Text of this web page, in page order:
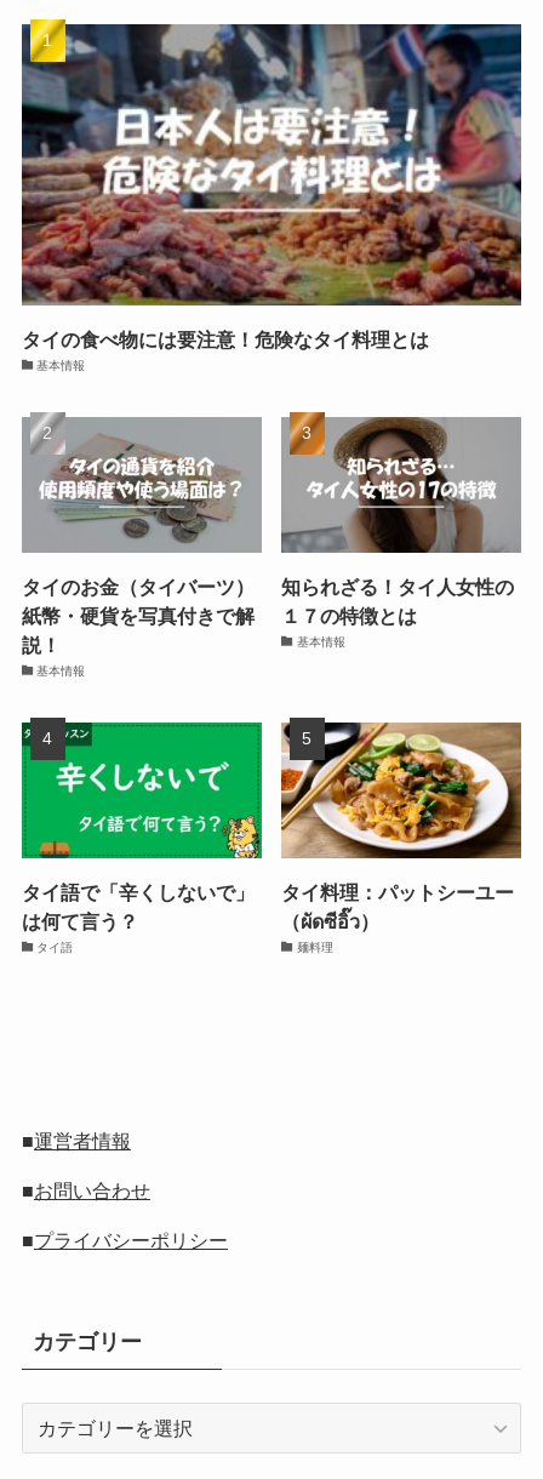
タイの食べ物には要注意！危険なタイ料理とは
基本情報
タイのお金（タイバーツ）
紙幣・硬貨を写真付きで解
説！
基本情報
知られざる！タイ人女性の
１７の特徴とは
基本情報
タイ語で「辛くしないで」
は何て言う？
タイ語
タイ料理：パットシーユー
（ผัดซีอิ๊ว）
麺料理
■運営者情報
■お問い合わせ
■プライバシーポリシー
カテゴリー